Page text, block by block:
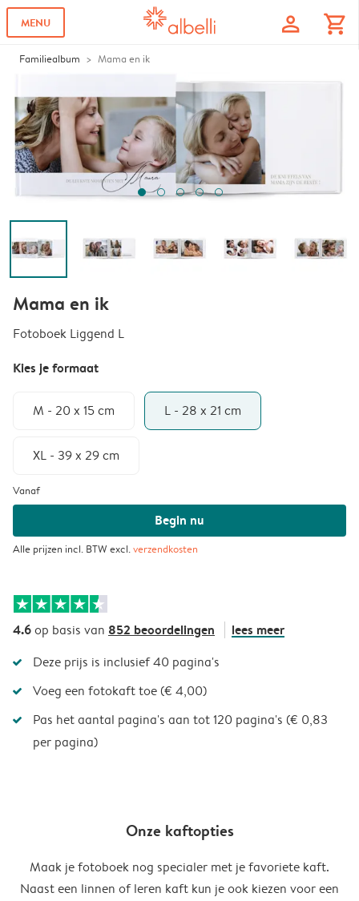
MENU profile shopping_cart
Familiealbum Mama en ik
Mama en ik
Fotoboek Liggend L
Kies je formaat
M - 20 x 15 cm L - 28 x 21 cm
XL - 39 x 29 cm
Vanaf
Begin nu
Alle prijzen incl. BTW excl.verzendkosten
4.6op basis van 852 beoordelingen lees meer
Deze prijs is inclusief 40 pagina's
Voeg een fotokaft toe (€ 4,00)
Pas het aantal pagina's aan tot 120 pagina's (€ 0,83
per pagina)
Onze kaftopties
Maak je fotoboek nog specialer met je favoriete kaft.
Naast een linnen of leren kaft kun je ook kiezen voor een